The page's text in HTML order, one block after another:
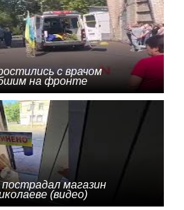
с врачом
на фронте
магазин
(видео)